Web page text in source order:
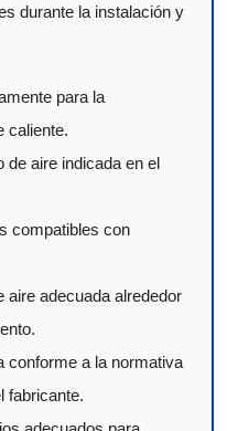
durante la instalación y
para la
caliente.
de aire indicada en el
compatibles con
aire adecuada alrededor
conforme a la normativa
fabricante.